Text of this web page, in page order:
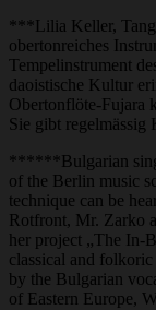
***Lilia Keller,
obertonreiches
Tempelinstrument
daoistische Kultur
Obertonflöte-Fujara
Sie gibt
******Bulgarian
of the Berlin music
technique can be
Rotfront, Mr. Zarko
her project „The In-
classical and
by the Bulgarian
of Eastern Europe,